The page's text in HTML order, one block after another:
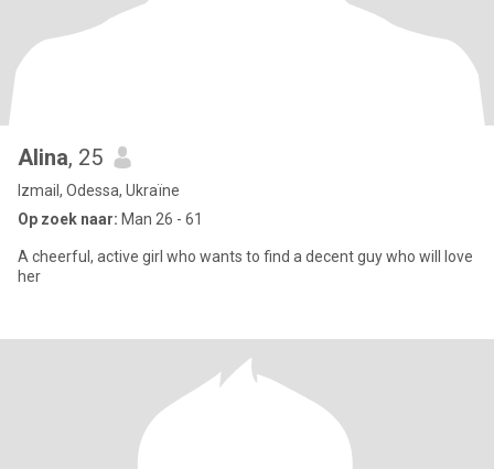
Alina, 25
Izmail, Odessa, Ukraïne
Op zoek naar: Man 26 - 61
A cheerful, active girl who wants to find a decent guy who will love
her